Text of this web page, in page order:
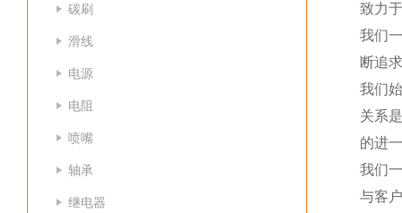
碳刷
滑线
电源
电阻
喷嘴
轴承
继电器
致力
我们
断追
我们
关系
的进
我们
与客